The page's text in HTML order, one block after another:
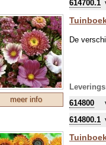
614700.1
meer info
De
614800
614800.1